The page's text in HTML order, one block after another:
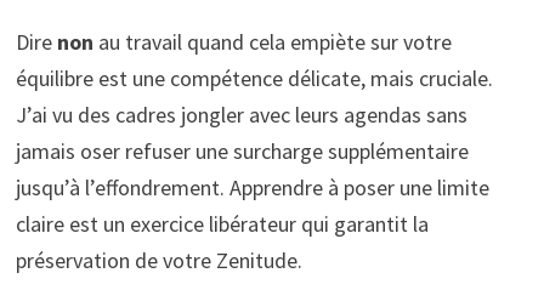
Dire non au travail quand cela empiète sur votre
équilibre est une compétence délicate, mais cruciale.
J’ai vu des cadres jongler avec leurs agendas sans
jamais oser refuser une surcharge supplémentaire
jusqu’à l’effondrement. Apprendre à poser une limite
claire est un exercice libérateur qui garantit la
préservation de votre Zenitude.